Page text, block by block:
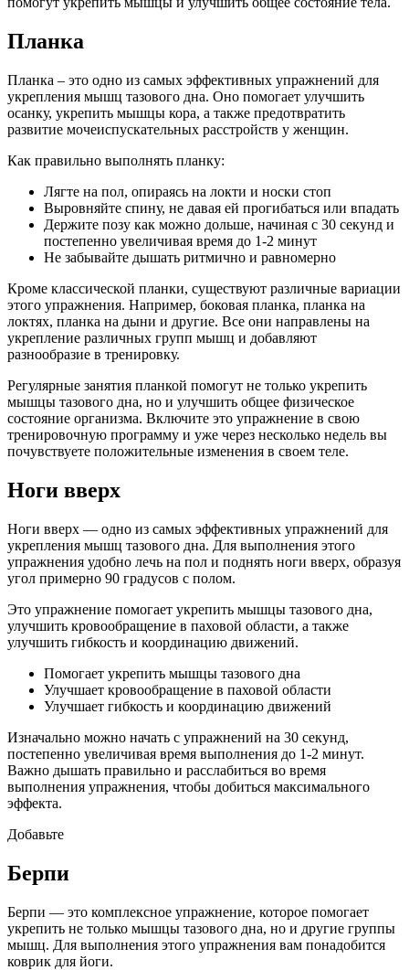
Планка
Планка – это одно из самых эффективных упражнений для
укрепления мышц тазового дна. Оно помогает улучшить
осанку, укрепить мышцы кора, а также предотвратить
развитие мочеиспускательных расстройств у женщин.
Как правильно выполнять планку:
Лягте на пол, опираясь на локти и носки стоп
Выровняйте спину, не давая ей прогибаться или впадать
Держите позу как можно дольше, начиная с 30 секунд и
постепенно увеличивая время до 1-2 минут
Не забывайте дышать ритмично и равномерно
Кроме классической планки, существуют различные вариации
этого упражнения. Например, боковая планка, планка на
локтях, планка на дыни и другие. Все они направлены на
укрепление различных групп мышц и добавляют
разнообразие в тренировку.
Регулярные занятия планкой помогут не только укрепить
мышцы тазового дна, но и улучшить общее физическое
состояние организма. Включите это упражнение в свою
тренировочную программу и уже через несколько недель вы
почувствуете положительные изменения в своем теле.
Ноги вверх
Ноги вверх — одно из самых эффективных упражнений для
укрепления мышц тазового дна. Для выполнения этого
упражнения удобно лечь на пол и поднять ноги вверх, образуя
угол примерно 90 градусов с полом.
Это упражнение помогает укрепить мышцы тазового дна,
улучшить кровообращение в паховой области, а также
улучшить гибкость и координацию движений.
Помогает укрепить мышцы тазового дна
Улучшает кровообращение в паховой области
Улучшает гибкость и координацию движений
Изначально можно начать с упражнений на 30 секунд,
постепенно увеличивая время выполнения до 1-2 минут.
Важно дышать правильно и расслабиться во время
выполнения упражнения, чтобы добиться максимального
эффекта.
Добавьте
Берпи
Берпи — это комплексное упражнение, которое помогает
укрепить не только мышцы тазового дна, но и другие группы
мышц. Для выполнения этого упражнения вам понадобится
коврик для йоги.